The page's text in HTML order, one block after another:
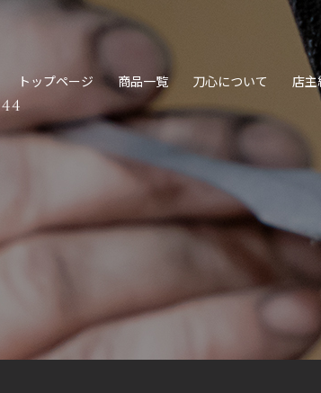
トップページ 商品一覧 刀心について 店主